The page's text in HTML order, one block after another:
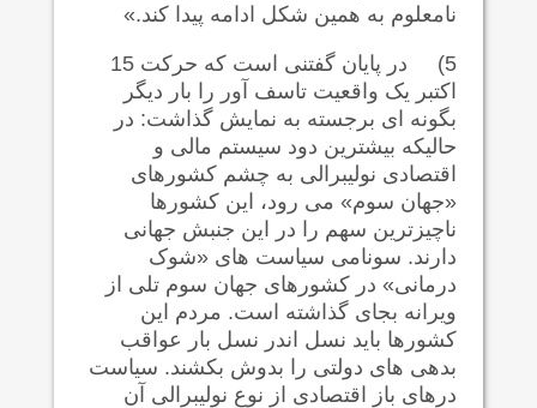
نامعلوم به همین شکل ادامه پیدا کند.»
5)
در پایان گفتنی است که حرکت 15
اکتبر یک واقعیت تاسف آور را بار دیگر
بگونه ای برجسته به نمایش گذاشت: در
حالیکه بیشترین دود سیستم مالی و
اقتصادی نولیبرالی به چشم کشورهای
«جهان سوم» می رود، این کشورها
ناچیزترین سهم را در این جنبش جهانی
دارند. سونامی سیاست های «شوک
درمانی» در کشورهای جهان سوم تلی از
ویرانه بجای گذاشته است. مردم این
کشورها باید نسل اندر نسل بار عواقب
بدهی های دولتی را بدوش بکشند. سیاست
درهای باز اقتصادی از نوع نولیبرالی آن